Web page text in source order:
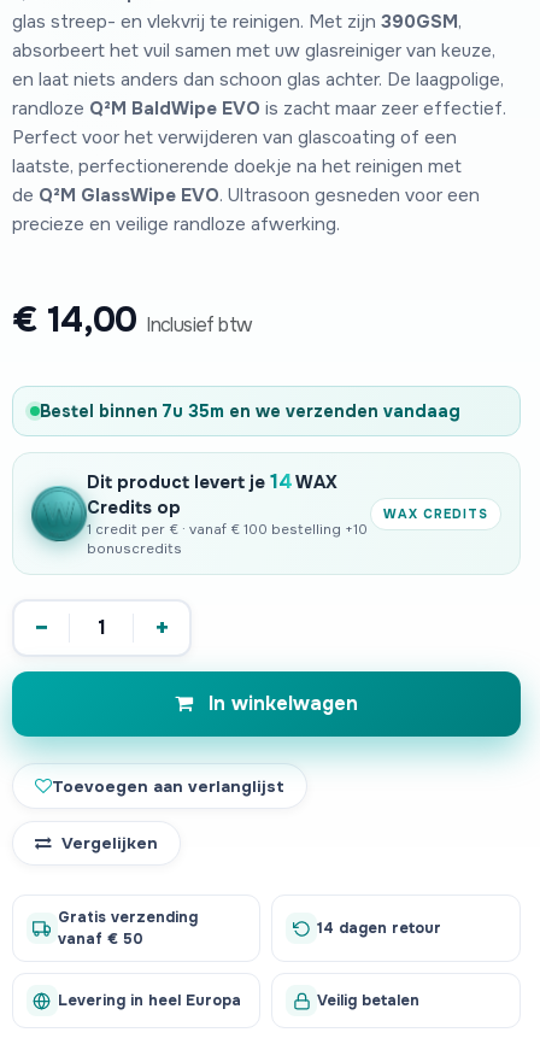
glas streep- en vlekvrij te reinigen. Met zijn 390GSM,
absorbeert het vuil samen met uw glasreiniger van keuze,
en laat niets anders dan schoon glas achter. De laagpolige,
randloze Q²M BaldWipe EVO is zacht maar zeer effectief.
Perfect voor het verwijderen van glascoating of een
laatste, perfectionerende doekje na het reinigen met
de Q²M GlassWipe EVO. Ultrasoon gesneden voor een
precieze en veilige randloze afwerking.
€ 14,00 Inclusief btw
Bestel binnen 7u 35m en we verzenden vandaag
Dit product levert je 14WAX
Credits op
1 credit per € · vanaf € 100 bestelling +10
bonuscredits
WAX CREDITS
− +
In winkelwagen
Toevoegen aan verlanglijst
Vergelijken
Gratis verzending
vanaf € 50
14 dagen retour
Levering in heel Europa Veilig betalen